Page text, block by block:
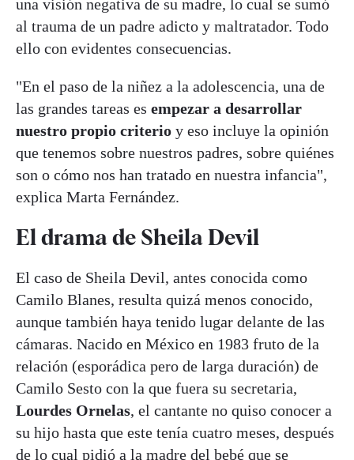
una visión negativa de su madre, lo cual se sumó
al trauma de un padre adicto y maltratador. Todo
ello con evidentes consecuencias.
"En el paso de la niñez a la adolescencia, una de
las grandes tareas es empezar a desarrollar
nuestro propio criterio y eso incluye la opinión
que tenemos sobre nuestros padres, sobre quiénes
son o cómo nos han tratado en nuestra infancia",
explica Marta Fernández.
El drama de Sheila Devil
El caso de Sheila Devil, antes conocida como
Camilo Blanes, resulta quizá menos conocido,
aunque también haya tenido lugar delante de las
cámaras. Nacido en México en 1983 fruto de la
relación (esporádica pero de larga duración) de
Camilo Sesto con la que fuera su secretaria,
Lourdes Ornelas, el cantante no quiso conocer a
su hijo hasta que este tenía cuatro meses, después
de lo cual pidió a la madre del bebé que se